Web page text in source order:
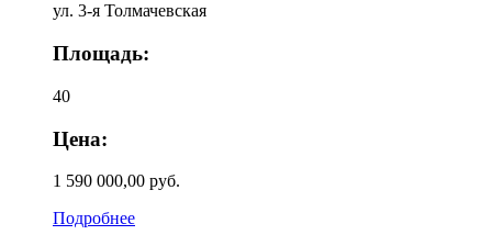
ул. 3-я Толмачевская
Площадь:
40
Цена:
1 590 000,00 руб.
Подробнее